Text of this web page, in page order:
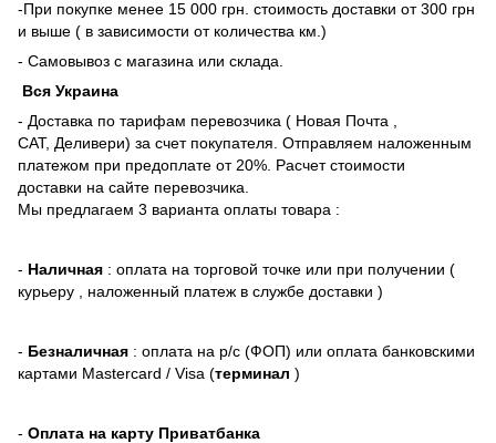
-При покупке менее 15 000 грн. стоимость доставки от 300 грн
и выше ( в зависимости от количества км.)
- Самовывоз с магазина или склада.
Вся Украина
- Доставка по тарифам перевозчика ( Новая Почта ,
САТ, Деливери) за счет покупателя. Отправляем наложенным
платежом при предоплате от 20%. Расчет стоимости
доставки на сайте перевозчика.
Мы предлагаем 3 варианта оплаты товара :
- Наличная : оплата на торговой точке или при получении (
курьеру , наложенный платеж в службе доставки )
- Безналичная : оплата на р/с (ФОП) или оплата банковскими
картами Mastercard / Visa (терминал )
- Оплата на карту Приватбанка